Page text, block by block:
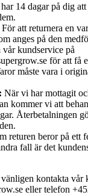
14 dagar på dig
För att returnera en
anges på den
kundservice på
för att få
måste vara i
När vi har mottagit
kommer vi att
Återbetalningen
returen beror på ett
fall är det
kontakta vår
eller telefon